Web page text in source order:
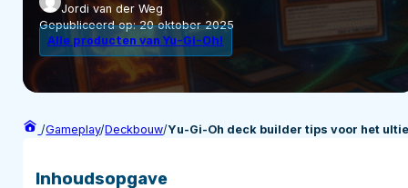
Jordi van der Weg
Gepubliceerd op:20 oktober 2025
Alle producten van Yu-Gi-Oh!
/Gameplay/Deckbouw/Yu-Gi-Oh deck builder tips voor het
Inhoudsopgave